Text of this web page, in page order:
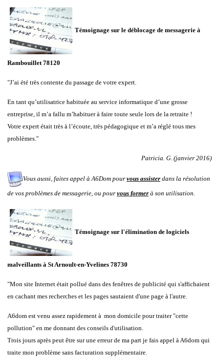
Témoignage sur le déblocage de messagerie à
Rambouillet 78120
"J’ai été très contente du passage de votre expert.
En tant qu’utilisatrice habituée au service informatique d’une grosse
entreprise, il m’a fallu m’habituer à faire toute seule lors de la retraite !
Votre expert était très à l’écoute, très pédagogique et m’a réglé tous mes
problèmes."
Patricia. G. (janvier 2016)
Vous aussi, faites appel à A6Dom pour vous assister dans la résolution
de vos problèmes de messagerie, ou pour vous former à son utilisation.
Témoignage sur l'élimination de logiciels
malveillants à St Arnoult-en-Yvelines 78730
"Mon site Internet était pollué dans des fenêtres de publicité qui s'affichaient
en cachant mes recherches et les pages sautaient d'une page à l'autre.
A6dom est venu assez rapidement à mon domicile pour traiter "cette
pollution" en me donnant des conseils d'utilisation.
Trois jours après peut être sur une erreur de ma part je fais appel à A6dom qui
traite mon problème sans facturation supplémentaire.